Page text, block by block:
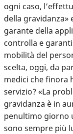
ogni caso,
della gravidanza»
garante della
controlla e
mobilità del
scelta, oggi, da
medici che finora
servizio? «La
gravidanza è in
penultimo giorno
sono sempre più